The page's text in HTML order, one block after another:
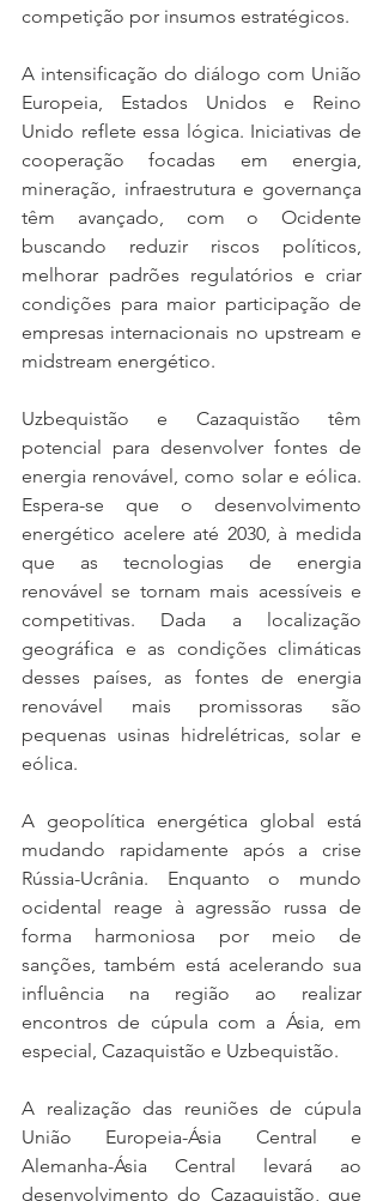
competição por insumos estratégicos.
A intensificação do diálogo com União
Europeia, Estados Unidos e Reino
Unido reflete essa lógica. Iniciativas de
cooperação focadas em energia,
mineração, infraestrutura e governança
têm avançado, com o Ocidente
buscando reduzir riscos políticos,
melhorar padrões regulatórios e criar
condições para maior participação de
empresas internacionais no upstream e
midstream energético.
Uzbequistão e Cazaquistão têm
potencial para desenvolver fontes de
energia renovável, como solar e eólica.
Espera-se que o desenvolvimento
energético acelere até 2030, à medida
que as tecnologias de energia
renovável se tornam mais acessíveis e
competitivas. Dada a localização
geográfica e as condições climáticas
desses países, as fontes de energia
renovável mais promissoras são
pequenas usinas hidrelétricas, solar e
eólica.
A geopolítica energética global está
mudando rapidamente após a crise
Rússia-Ucrânia. Enquanto o mundo
ocidental reage à agressão russa de
forma harmoniosa por meio de
sanções, também está acelerando sua
influência na região ao realizar
encontros de cúpula com a Ásia, em
especial, Cazaquistão e Uzbequistão.
A realização das reuniões de cúpula
União Europeia-Ásia Central e
Alemanha-Ásia Central levará ao
desenvolvimento do Cazaquistão, que